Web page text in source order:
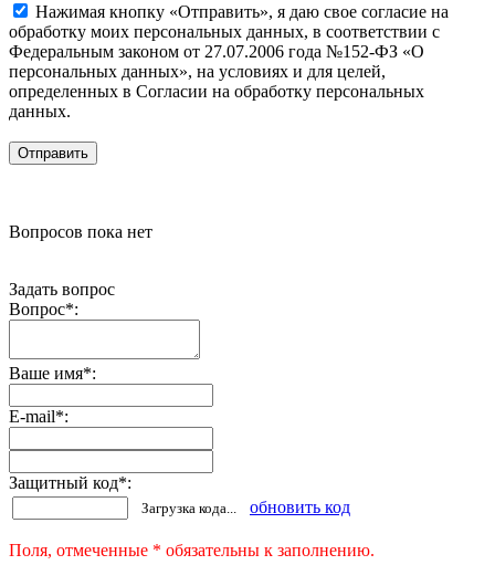
Нажимая кнопку «Отправить», я даю свое согласие на
обработку моих персональных данных, в соответствии с
Федеральным законом от 27.07.2006 года №152-ФЗ «О
персональных данных», на условиях и для целей,
определенных в Согласии на обработку персональных
данных.
Вопросов пока нет
Задать вопрос
Вопрос*:
Ваше имя*:
E-mail*:
Защитный код*:
Загрузка кода... обновить код
Поля, отмеченные * обязательны к заполнению.